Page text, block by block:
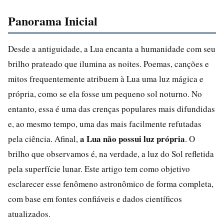
Panorama Inicial
Desde a antiguidade, a Lua encanta a humanidade com seu
brilho prateado que ilumina as noites. Poemas, canções e
mitos frequentemente atribuem à Lua uma luz mágica e
própria, como se ela fosse um pequeno sol noturno. No
entanto, essa é uma das crenças populares mais difundidas
e, ao mesmo tempo, uma das mais facilmente refutadas
pela ciência. Afinal, a Lua não possui luz própria. O
brilho que observamos é, na verdade, a luz do Sol refletida
pela superfície lunar. Este artigo tem como objetivo
esclarecer esse fenômeno astronômico de forma completa,
com base em fontes confiáveis e dados científicos
atualizados.